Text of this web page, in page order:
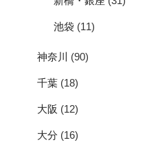
池袋 (11)
神奈川 (90)
千葉 (18)
大阪 (12)
大分 (16)